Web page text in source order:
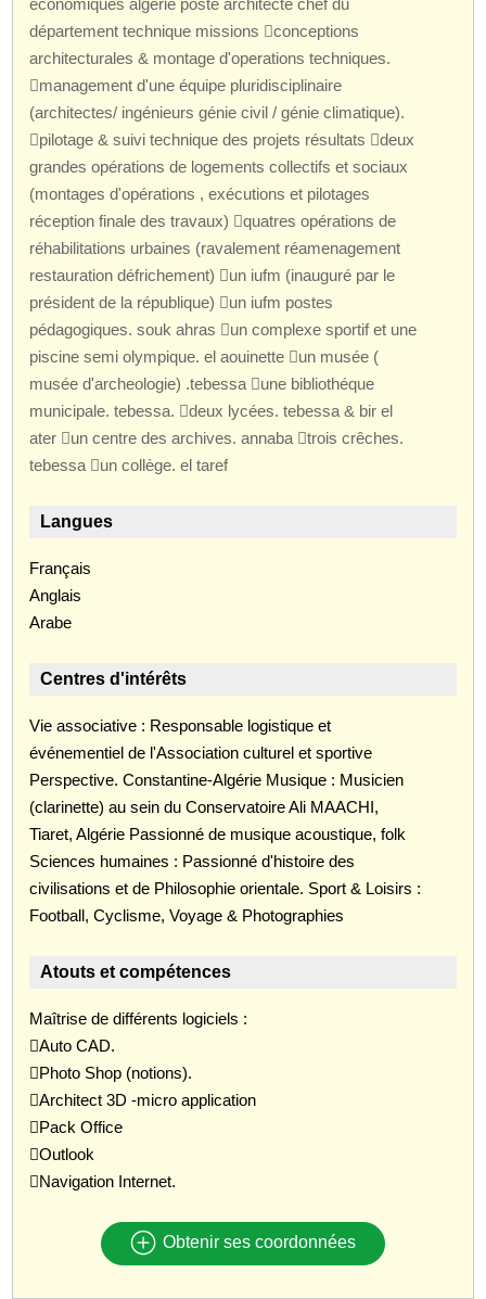
département technique missions conceptions
architecturales & montage d'operations techniques.
management d'une équipe pluridisciplinaire
(architectes/ ingénieurs génie civil / génie climatique).
pilotage & suivi technique des projets résultats deux
grandes opérations de logements collectifs et sociaux
(montages d'opérations , exécutions et pilotages
réception finale des travaux) quatres opérations de
réhabilitations urbaines (ravalement réamenagement
restauration défrichement) un iufm (inauguré par le
président de la république) un iufm postes
pédagogiques. souk ahras un complexe sportif et une
piscine semi olympique. el aouinette un musée (
musée d'archeologie) .tebessa une bibliothéque
municipale. tebessa. deux lycées. tebessa & bir el
ater un centre des archives. annaba trois crêches.
tebessa un collège. el taref
Langues
Français
Anglais
Arabe
Centres d'intérêts
Vie associative : Responsable logistique et
événementiel de l'Association culturel et sportive
Perspective. Constantine-Algérie Musique : Musicien
(clarinette) au sein du Conservatoire Ali MAACHI,
Tiaret, Algérie Passionné de musique acoustique, folk
Sciences humaines : Passionné d'histoire des
civilisations et de Philosophie orientale. Sport & Loisirs :
Football, Cyclisme, Voyage & Photographies
Atouts et compétences
Maîtrise de différents logiciels :
Auto CAD.
Photo Shop (notions).
Architect 3D -micro application
Pack Office
Outlook
Navigation Internet.
Obtenir ses coordonnées